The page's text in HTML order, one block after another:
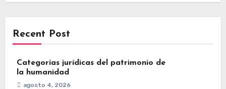
Recent Post
Categorías jurídicas del patrimonio de
la humanidad
agosto 4, 2026